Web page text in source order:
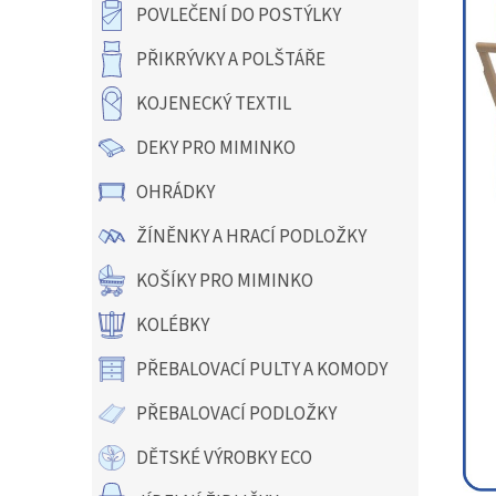
n
POVLEČENÍ DO POSTÝLKY
PŘIKRÝVKY A POLŠTÁŘE
KOJENECKÝ TEXTIL
DEKY PRO MIMINKO
OHRÁDKY
ŽÍNĚNKY A HRACÍ PODLOŽKY
KOŠÍKY PRO MIMINKO
KOLÉBKY
PŘEBALOVACÍ PULTY A KOMODY
PŘEBALOVACÍ PODLOŽKY
DĚTSKÉ VÝROBKY ECO